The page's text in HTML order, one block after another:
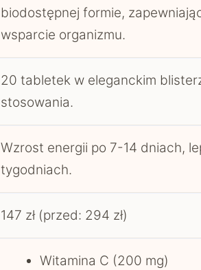
biodostępnej formie,
wsparcie organizmu.
20 tabletek w eleganckim
stosowania.
Wzrost energii po 7-14 dniach,
tygodniach.
147 zł (przed: 294 zł)
Witamina C (200 mg)